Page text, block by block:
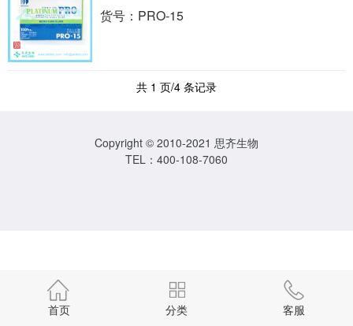
货号：PRO-15
共 1 页/4 条记录
Copyright © 2010-2021 思齐生物
TEL：400-108-7060
首页 分类 客服